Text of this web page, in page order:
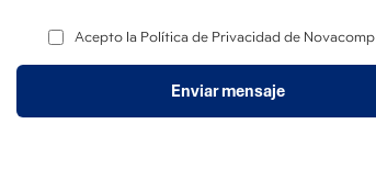
Acepto la Política de Privacidad de Novacomp
Enviar mensaje